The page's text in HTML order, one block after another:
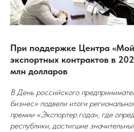
При поддержке Центра
экспортных контрактов в
млн долларов
В День российского
бизнес» подвели итоги
премии «Экспортер года», где
республики, достигшие